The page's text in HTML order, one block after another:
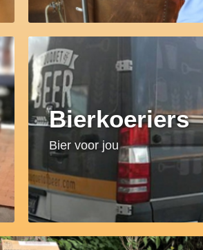
Bierkoeriers
Bier voor jou